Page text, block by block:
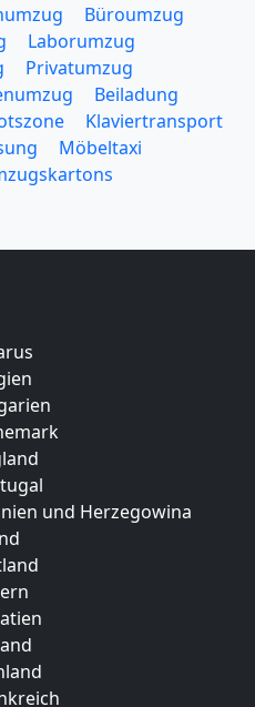
Büroumzug
Laborumzug
Privatumzug
Beiladung
Klaviertransport
Möbeltaxi
und Herzegowina